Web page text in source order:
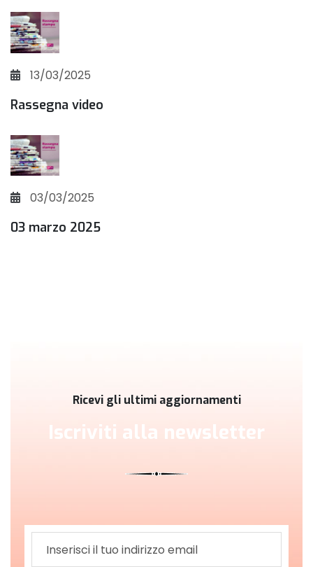
13/03/2025
Rassegna video
03/03/2025
03 marzo 2025
Ricevi gli ultimi aggiornamenti
Iscriviti alla newsletter